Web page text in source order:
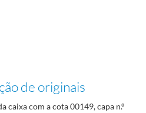
de originais
caixa com a cota 00149, capa n.º